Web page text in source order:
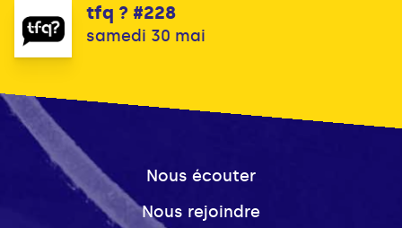
tfq ? #228
samedi 30 mai
Nous écouter
Nous rejoindre